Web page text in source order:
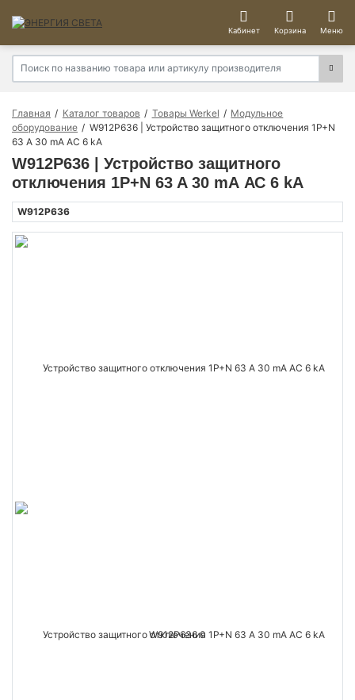
Кабинет Корзина Меню
Главная Каталог товаров Товары Werkel
Модульное
оборудование
W912P636 | Устройство защитного отключения 1P+N
63 A 30 mА АС 6 kА
W912P636 | Устройство защитного
отключения 1P+N 63 A 30 mА АС 6 kА
W912P636